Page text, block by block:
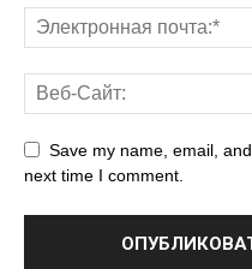
Save my name, email,
next time I comment.